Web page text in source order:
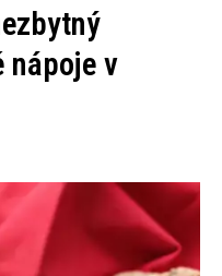
nápoje v